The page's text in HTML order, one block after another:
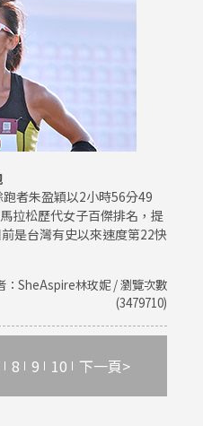
者朱盈穎以2小時56分49
拉松歷代女子百傑排名，提
是台灣有史以來速度第22快
：SheAspire林玫妮 / 瀏覽次數
(3479710)
8 9 10 下一頁>